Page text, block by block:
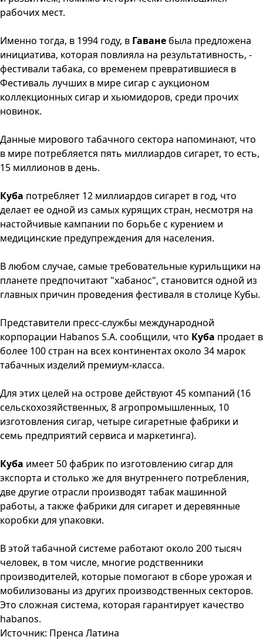
рабочих мест.
Именно тогда, в 1994 году, в Гаване была предложена
инициатива, которая повлияла на результативность, -
фестивали табака, со временем превратившиеся в
Фестиваль лучших в мире сигар с аукционом
коллекционных сигар и хьюмидоров, среди прочих
новинок.
Данные мирового табачного сектора напоминают, что
в мире потребляется пять миллиардов сигарет, то есть,
15 миллионов в день.
Куба потребляет 12 миллиардов сигарет в год, что
делает ее одной из самых курящих стран, несмотря на
настойчивые кампании по борьбе с курением и
медицинские предупреждения для населения.
В любом случае, самые требовательные курильщики на
планете предпочитают "хабанос", становится одной из
главных причин проведения фестиваля в столице Кубы.
Представители пресс-службы международной
корпорации Habanos S.A. сообщили, что Куба продает в
более 100 стран на всех континентах около 34 марок
табачных изделий премиум-класса.
Для этих целей на острове действуют 45 компаний (16
сельскохозяйственных, 8 агропромышленных, 10
изготовления сигар, четыре сигаретные фабрики и
семь предприятий сервиса и маркетинга).
Куба имеет 50 фабрик по изготовлению сигар для
экспорта и столько же для внутреннего потребления,
две другие отрасли производят табак машинной
работы, а также фабрики для сигарет и деревянные
коробки для упаковки.
В этой табачной системе работают около 200 тысяч
человек, в том числе, многие родственники
производителей, которые помогают в сборе урожая и
мобилизованы из других производственных секторов.
Это сложная система, которая гарантирует качество
habanos.
Источник: Пренса Латина